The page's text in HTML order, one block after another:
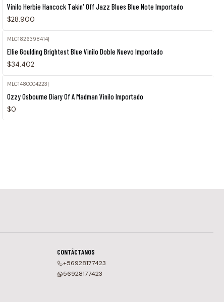
Vinilo Herbie Hancock Takin' Off Jazz Blues Blue Note Importado
$28.900
MLC1826398414|
Ellie Goulding Brightest Blue Vinilo Doble Nuevo Importado
$34.402
MLC1480004223|
Ozzy Osbourne Diary Of A Madman Vinilo Importado
$0
CONTÁCTANOS
+56928177423
56928177423